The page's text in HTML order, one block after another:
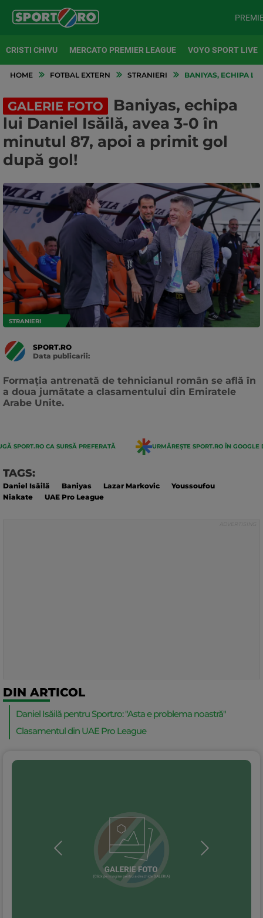
CRISTI CHIVU MERCATO PREMIER LEAGUE VOYO SPORT LIVE
HOME FOTBAL EXTERN STRANIERI BANIYAS, ECHIPA
GALERIE FOTO
Baniyas, echipa
lui Daniel Isăilă, avea 3-0 în
minutul 87, apoi a primit gol
după gol!
STRANIERI
SPORT.RO
Data publicarii:
Formația antrenată de tehnicianul român se află în
a doua jumătate a clasamentului din Emiratele
Arabe Unite.
SPORT.RO CA SURSĂ PREFERATĂ URMĂREȘTE SPORT.RO ÎN GOOGLE
TAGS:
Daniel Isăilă Baniyas Lazar Markovic
Youssoufou
Niakate
UAE Pro League
DIN ARTICOL
Daniel Isăilă pentru Sport.ro: "Asta e problema noastră"
Clasamentul din UAE Pro League